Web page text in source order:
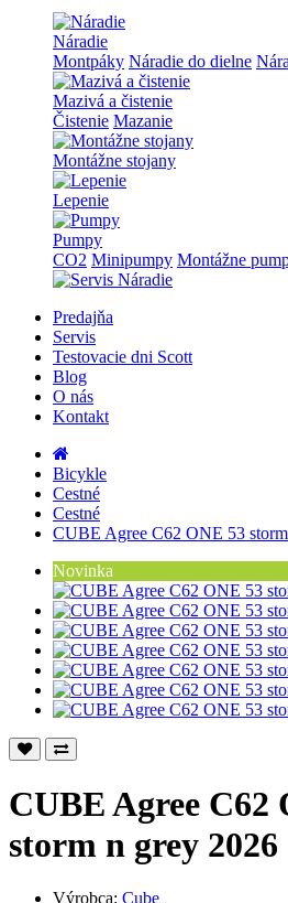
Náradie
Montpáky Náradie do dielne
Mazivá a čistenie
Čistenie Mazanie
Montážne stojany
Lepenie
Pumpy
CO2 Minipumpy Montážne
Predajňa
Servis
Testovacie dni Scott
Blog
O nás
Kontakt
Bicykle
Cestné
Cestné
CUBE Agree C62 ONE 53
Novinka
CUBE Agree C62
storm n grey 2026
Výrobca: Cube